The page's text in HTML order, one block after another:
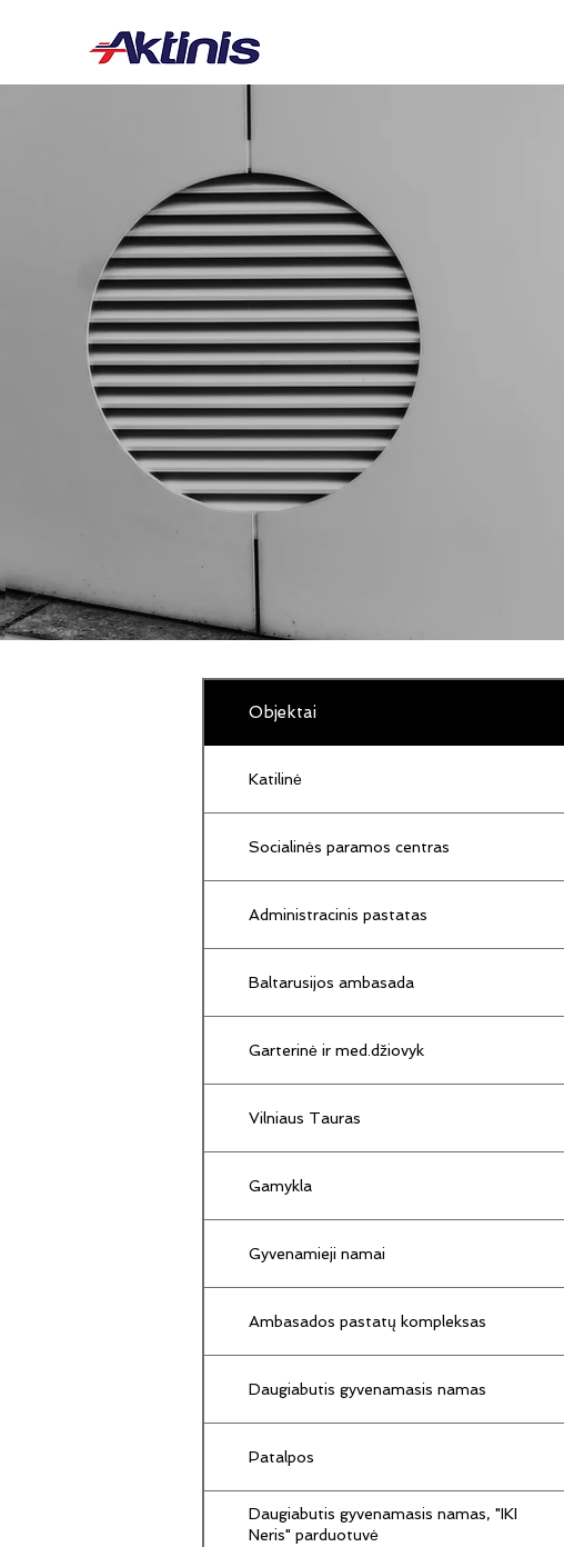
Objektai
Katilinė
Socialinės paramos centras
Administracinis pastatas
Baltarusijos ambasada
Garterinė ir med.džiovyk
Vilniaus Tauras
Gamykla
Gyvenamieji namai
Ambasados pastatų kompleksas
Daugiabutis gyvenamasis namas
Patalpos
Daugiabutis gyvenamasis namas, "IKI
Neris" parduotuvė